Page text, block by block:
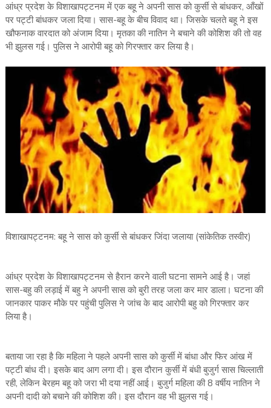
आंध्र प्रदेश के विशाखापट्टनम में एक बहू ने अपनी सास को कुर्सी से बांधकर, आँखों
पर पट्टी बांधकर जला दिया। सास-बहू के बीच विवाद था। जिसके चलते बहू ने इस
खौफनाक वारदात को अंजाम दिया। मृतका की नातिन ने बचाने की कोशिश की तो वह
भी झुलस गई। पुलिस ने आरोपी बहू को गिरफ्तार कर लिया है।
विशाखापट्टनम: बहू ने सास को कुर्सी से बांधकर जिंदा जलाया (सांकेतिक तस्वीर)
आंध्र प्रदेश के विशाखापट्टनम से हैरान करने वाली घटना सामने आई है। जहां
सास-बहु की लड़ाई में बहु ने अपनी सास को बुरी तरह जला कर मार डाला। घटना की
जानकार पाकर मौके पर पहुंची पुलिस ने जांच के बाद आरोपी बहु को गिरफ्तार कर
लिया है।
बताया जा रहा है कि महिला ने पहले अपनी सास को कुर्सी में बांधा और फिर आंख में
पट्टी बांध दी। इसके बाद आग लगा दी। इस दौरान कुर्सी में बंधी बुजुर्ग सास चिल्लाती
रही, लेकिन बेरहम बहू को जरा भी दया नहीं आई। बुजुर्ग महिला की 8 वर्षीय नातिन ने
अपनी दादी को बचाने की कोशिश की। इस दौरान वह भी झुलस गई।